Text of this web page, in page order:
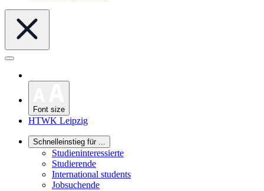
Font size
HTWK Leipzig
Schnelleinstieg für ...
Studieninteressierte
Studierende
International students
Jobsuchende